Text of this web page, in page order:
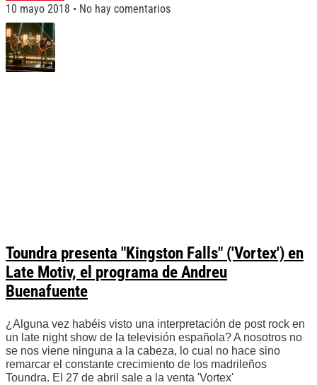
10 mayo 2018
No hay comentarios
Toundra presenta "Kingston Falls" ('Vortex') en
Late Motiv, el programa de Andreu
Buenafuente
¿Alguna vez habéis visto una interpretación de post rock en
un late night show de la televisión española? A nosotros no
se nos viene ninguna a la cabeza, lo cual no hace sino
remarcar el constante crecimiento de los madrileños
Toundra. El 27 de abril sale a la venta 'Vortex'